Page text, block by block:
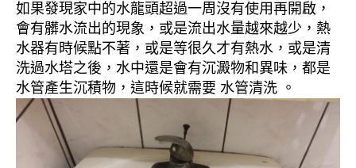
如果發現家中的水龍頭超過一周沒有使用再開啟，
會有髒水流出的現象，或是流出水量越來越少，熱
水器有時候點不著，或是等很久才有熱水，或是清
洗過水塔之後，水中還是會有沉澱物和異味，都是
水管產生沉積物，這時候就需要 水管清洗 。